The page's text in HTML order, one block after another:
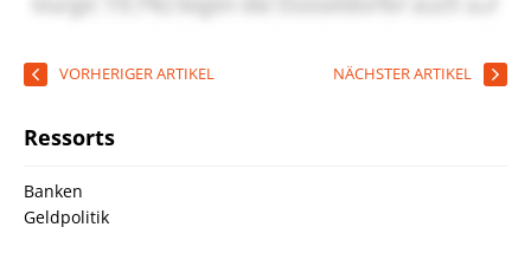
VORHERIGER ARTIKEL NÄCHSTER ARTIKEL
Ressorts
Banken
Geldpolitik